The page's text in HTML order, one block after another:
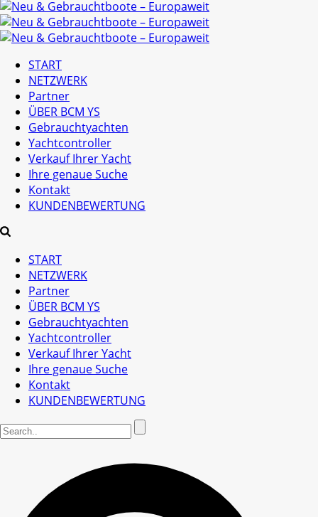
START
NETZWERK
Partner
ÜBER BCM YS
Gebrauchtyachten
Yachtcontroller
Verkauf Ihrer Yacht
Ihre genaue Suche
Kontakt
KUNDENBEWERTUNG
START
NETZWERK
Partner
ÜBER BCM YS
Gebrauchtyachten
Yachtcontroller
Verkauf Ihrer Yacht
Ihre genaue Suche
Kontakt
KUNDENBEWERTUNG